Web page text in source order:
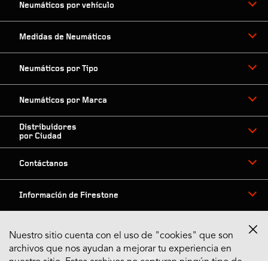
Neumáticos por vehículo
Medidas de Neumáticos
Neumáticos por Tipo
Neumáticos por Marca
Distribuidores
por Ciudad
Contáctanos
Información de Firestone
Síguenos en Redes
Nuestro sitio cuenta con el uso de "cookies" que son
archivos que nos ayudan a mejorar tu experiencia en